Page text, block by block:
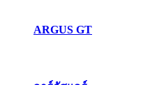
ARGUS GT